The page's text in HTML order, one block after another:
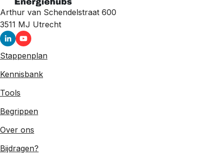
Arthur van Schendelstraat 600
3511 MJ Utrecht
Stappenplan
Kennisbank
Tools
Begrippen
Over ons
Bijdragen?